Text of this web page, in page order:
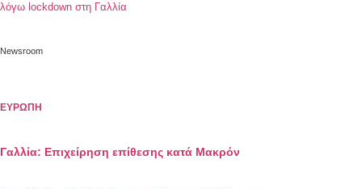
λόγω lockdown στη Γαλλία
Newsroom
ΕΥΡΩΠΗ
Γαλλία: Επιχείρηση επίθεσης κατά Μακρόν